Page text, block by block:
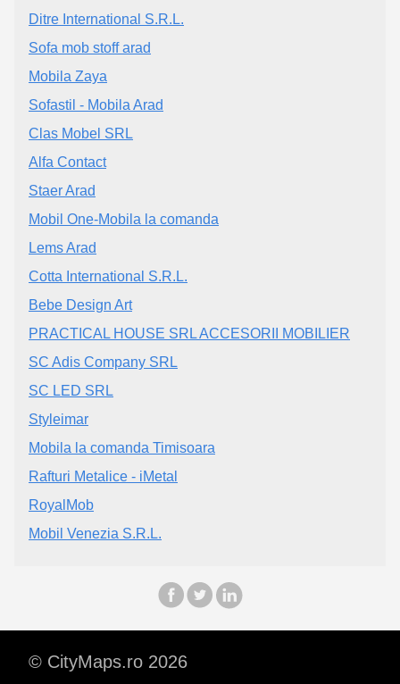
Ditre International S.R.L.
Sofa mob stoff arad
Mobila Zaya
Sofastil - Mobila Arad
Clas Mobel SRL
Alfa Contact
Staer Arad
Mobil One-Mobila la comanda
Lems Arad
Cotta International S.R.L.
Bebe Design Art
PRACTICAL HOUSE SRL ACCESORII MOBILIER
SC Adis Company SRL
SC LED SRL
Styleimar
Mobila la comanda Timisoara
Rafturi Metalice - iMetal
RoyalMob
Mobil Venezia S.R.L.
© CityMaps.ro 2026